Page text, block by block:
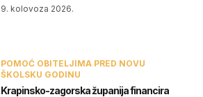
9. kolovoza 2026.
POMOĆ OBITELJIMA PRED NOVU
ŠKOLSKU GODINU
Krapinsko-zagorska županija financira